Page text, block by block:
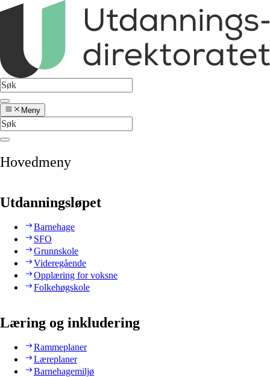
Meny
Hovedmeny
Utdanningsløpet
Barnehage
SFO
Grunnskole
Videregående
Opplæring for voksne
Folkehøgskole
Læring og inkludering
Rammeplaner
Læreplaner
Barnehagemiljø